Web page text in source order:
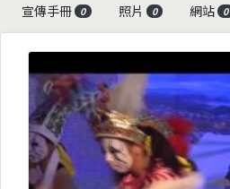
宣傳手冊 0 照片 0 網站 0